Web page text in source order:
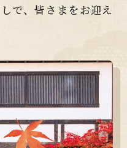
で、皆さまをお迎え